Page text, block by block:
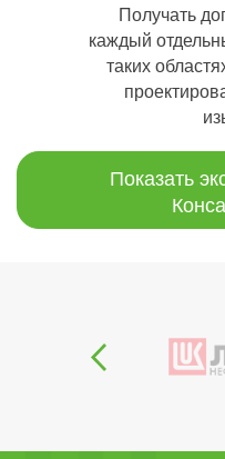
Получать
каждый
таких
Показать